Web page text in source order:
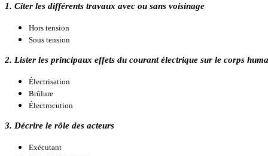
1. Citer les différents travaux avec ou sans voisinage
Hors tension
Sous tension
2. Lister les principaux effets du courant électrique sur le corps
Électrisation
Brûlure
Électrocution
3. Décrire le rôle des acteurs
Exécutant